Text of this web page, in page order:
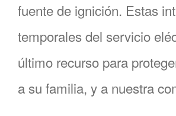
fuente de ignición. Estas
temporales del servicio
último recurso para
a su familia, y a nuestra